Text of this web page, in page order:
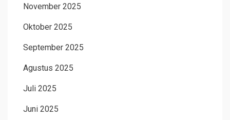
November 2025
Oktober 2025
September 2025
Agustus 2025
Juli 2025
Juni 2025